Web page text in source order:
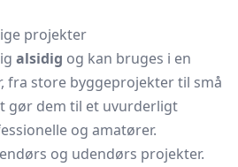
projekter
alsidig og kan bruges i en
fra store byggeprojekter til små
gør dem til et uvurderligt
og amatører.
og udendørs projekter.